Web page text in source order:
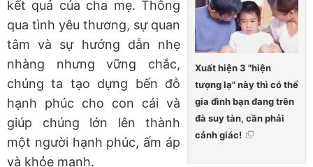
Xuất hiện 3 "hiện
tượng lạ" này thì có thể
gia đình bạn đang trên
đà suy tàn, cần phải
cảnh giác!
kết quả của cha mẹ. Thông
qua tình yêu thương, sự quan
tâm và sự hướng dẫn nhẹ
nhàng nhưng vững chắc,
chúng ta tạo dựng bến đỗ
hạnh phúc cho con cái và
giúp chúng lớn lên thành
một người hạnh phúc, ấm áp
và khỏe mạnh.